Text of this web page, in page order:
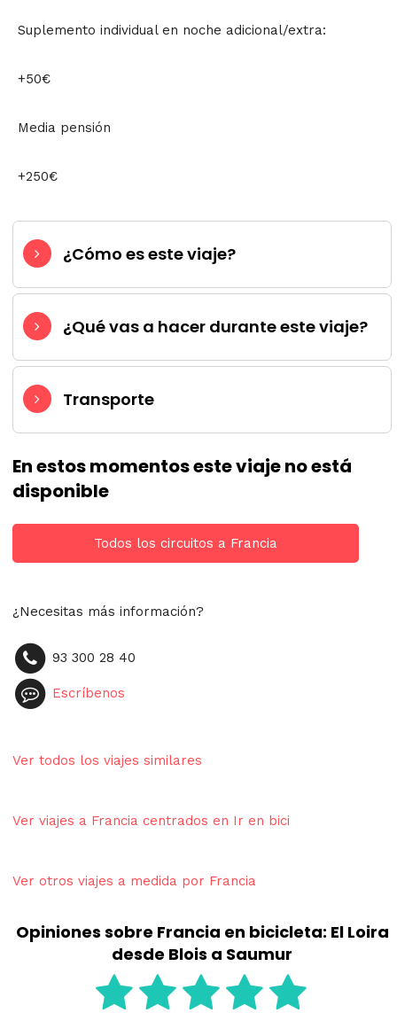
Suplemento individual en noche adicional/extra:
+50€
Media pensión
+250€
¿Cómo es este viaje?
¿Qué vas a hacer durante este viaje?
Transporte
En estos momentos este viaje no está
disponible
Todos los circuitos a Francia
¿Necesitas más información?
93 300 28 40
Escríbenos
Ver todos los viajes similares
Ver viajes a Francia centrados en Ir en bici
Ver otros viajes a medida por Francia
Opiniones sobre Francia en bicicleta: El Loira
desde Blois a Saumur